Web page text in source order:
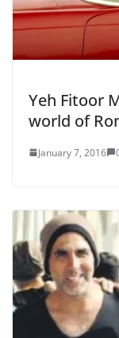
Yeh Fitoor
world of
January 7, 2016